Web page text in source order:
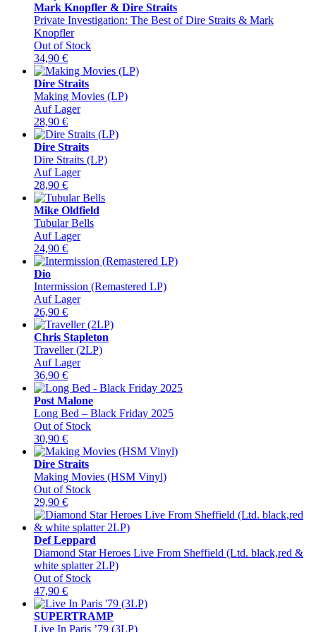
Mark Knopfler & Dire Straits
Private Investigation: The Best of Dire Straits & Mark
Knopfler
Out of Stock
34,90 €
Dire Straits
Making Movies (LP)
Auf Lager
28,90 €
Dire Straits
Dire Straits (LP)
Auf Lager
28,90 €
Mike Oldfield
Tubular Bells
Auf Lager
24,90 €
Dio
Intermission (Remastered LP)
Auf Lager
26,90 €
Chris Stapleton
Traveller (2LP)
Auf Lager
36,90 €
Post Malone
Long Bed – Black Friday 2025
Out of Stock
30,90 €
Dire Straits
Making Movies (HSM Vinyl)
Out of Stock
29,90 €
Def Leppard
Diamond Star Heroes Live From Sheffield (Ltd. black,red &
white splatter 2LP)
Out of Stock
47,90 €
SUPERTRAMP
Live In Paris ’79 (3LP)